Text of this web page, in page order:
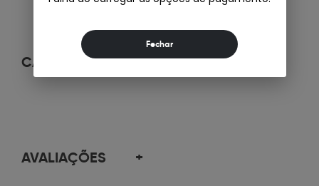
CARACTERÍSTICAS +
AVALIAÇÕES +